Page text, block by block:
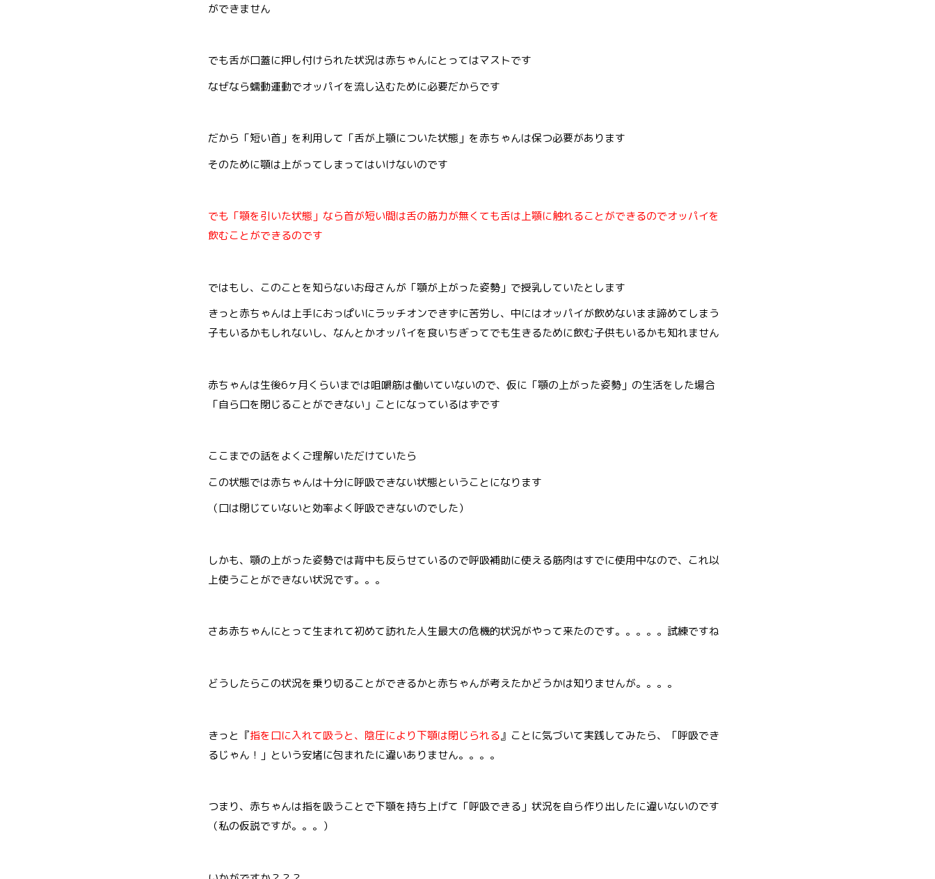
ができません
でも舌が口蓋に押し付けられた状況は赤ちゃんにとってはマストです
なぜなら蠕動運動でオッパイを流し込むために必要だからです
だから「短い首」を利用して「舌が上顎についた状態」を赤ちゃんは保つ必要があります
そのために顎は上がってしまってはいけないのです
でも「顎を引いた状態」なら首が短い間は舌の筋力が無くても舌は上顎に触れることができるのでオッパイを
飲むことができるのです
ではもし、このことを知らないお母さんが「顎が上がった姿勢」で授乳していたとします
きっと赤ちゃんは上手におっぱいにラッチオンできずに苦労し、中にはオッパイが飲めないまま諦めてしまう
子もいるかもしれないし、なんとかオッパイを食いちぎってでも生きるために飲む子供もいるかも知れません
赤ちゃんは生後6ヶ月くらいまでは咀嚼筋は働いていないので、仮に「顎の上がった姿勢」の生活をした場合
「自ら口を閉じることができない」ことになっているはずです
ここまでの話をよくご理解いただけていたら
この状態では赤ちゃんは十分に呼吸できない状態ということになります
（口は閉じていないと効率よく呼吸できないのでした）
しかも、顎の上がった姿勢では背中も反らせているので呼吸補助に使える筋肉はすでに使用中なので、これ以
上使うことができない状況です。。。
さあ赤ちゃんにとって生まれて初めて訪れた人生最大の危機的状況がやって来たのです。。。。。試練ですね
どうしたらこの状況を乗り切ることができるかと赤ちゃんが考えたかどうかは知りませんが。。。。
きっと『指を口に入れて吸うと、陰圧により下顎は閉じられる』ことに気づいて実践してみたら、「呼吸でき
るじゃん！」という安堵に包まれたに違いありません。。。。
つまり、赤ちゃんは指を吸うことで下顎を持ち上げて「呼吸できる」状況を自ら作り出したに違いないのです
（私の仮説ですが。。。）